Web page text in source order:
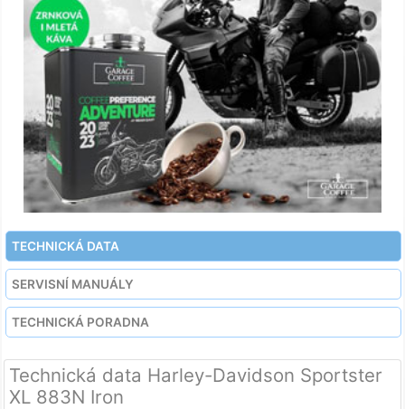
TECHNICKÁ DATA
SERVISNÍ MANUÁLY
TECHNICKÁ PORADNA
Technická data Harley-Davidson Sportster
XL 883N Iron